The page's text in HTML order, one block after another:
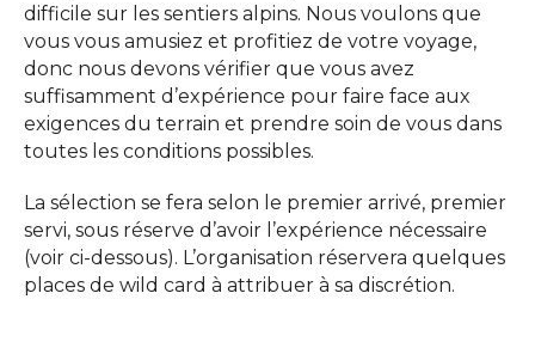
difficile sur les sentiers alpins. Nous voulons que
vous vous amusiez et profitiez de votre voyage,
donc nous devons vérifier que vous avez
suffisamment d’expérience pour faire face aux
exigences du terrain et prendre soin de vous dans
toutes les conditions possibles.
La sélection se fera selon le premier arrivé, premier
servi, sous réserve d’avoir l’expérience nécessaire
(voir ci-dessous). L’organisation réservera quelques
places de wild card à attribuer à sa discrétion.